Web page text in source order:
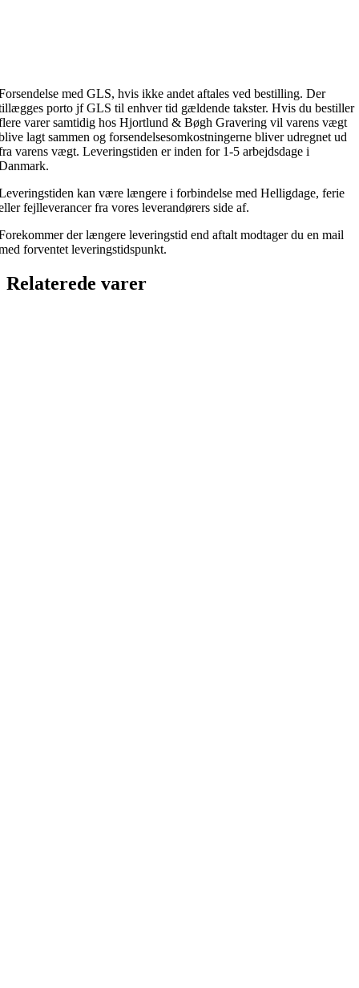
med GLS, hvis ikke andet aftales ved bestilling. Der
porto jf GLS til enhver tid gældende takster. Hvis du bestiller
varer samtidig hos Hjortlund & Bøgh Gravering vil varens vægt
lagt sammen og forsendelsesomkostningerne bliver udregnet ud
varens vægt. Leveringstiden er inden for 1-5 arbejdsdage i
kan være længere i forbindelse med Helligdage, ferie
fejlleverancer fra vores leverandørers side af.
der længere leveringstid end aftalt modtager du en mail
forventet leveringstidspunkt.
Relaterede varer